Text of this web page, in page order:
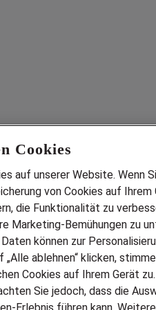
Cookies
auf unserer Website. Wenn
von Cookies auf
die Funktionalität zu
Marketing-Bemühungen zu
können zur
„Alle ablehnen“ klicken,
Cookies auf Ihrem Gerät
Sie jedoch, dass die